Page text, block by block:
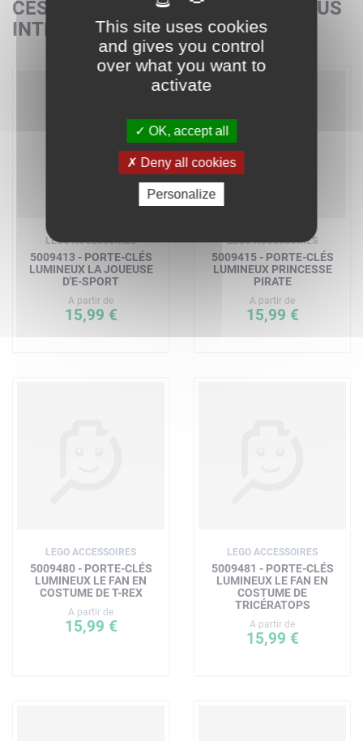
CES SETS POURRAIENT AUSSI VOUS
INTÉRESSER
LEGO ACCESSOIRES
5009413 - PORTE-CLÉS
LUMINEUX LA JOUEUSE
D'E-SPORT
A partir de
15,99 €
LEGO ACCESSOIRES
5009415 - PORTE-CLÉS
LUMINEUX PRINCESSE
PIRATE
A partir de
15,99 €
LEGO ACCESSOIRES
5009480 - PORTE-CLÉS
LUMINEUX LE FAN EN
COSTUME DE T-REX
A partir de
15,99 €
LEGO ACCESSOIRES
5009481 - PORTE-CLÉS
LUMINEUX LE FAN EN
COSTUME DE
TRICÉRATOPS
A partir de
15,99 €
This site uses cookies
and gives you control
over what you want to
activate
OK, accept all
Deny all cookies
Personalize